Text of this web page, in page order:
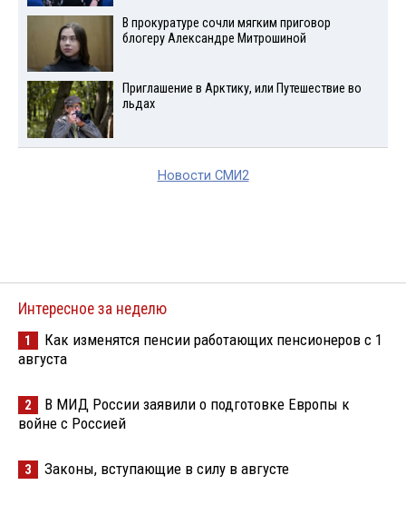
В прокуратуре сочли мягким приговор
блогеру Александре Митрошиной
Приглашение в Арктику, или Путешествие во
льдах
Новости СМИ2
Интересное за неделю
1
Как изменятся пенсии работающих пенсионеров с 1
августа
2
В МИД России заявили о подготовке Европы к
войне с Россией
3 Законы, вступающие в силу в августе